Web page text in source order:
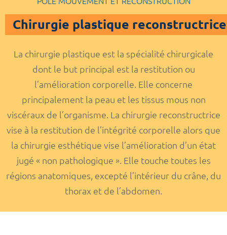
Chirurgie plastique
La chirurgie plastique est la spécialité chirurgicale
dont le but principal est la restitution ou
l’amélioration corporelle. Elle concerne
principalement la peau et les tissus mous non
viscéraux de l’organisme. La chirurgie reconstructrice
vise à la restitution de l’intégrité corporelle alors que
la chirurgie esthétique vise l’amélioration d’un état
jugé « non pathologique ». Elle touche toutes les
régions anatomiques, excepté l’intérieur du crâne, du
thorax et de l’abdomen.